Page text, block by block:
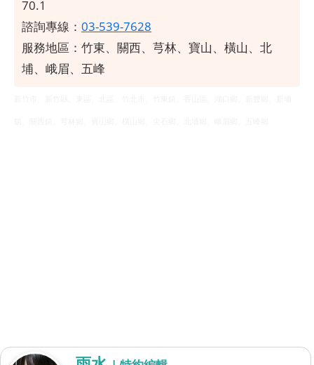
70.1
諮詢專線： 03-539-7628
服務地區：竹東、關西、芎林、寶山、橫山、北
埔、峨眉、五峰